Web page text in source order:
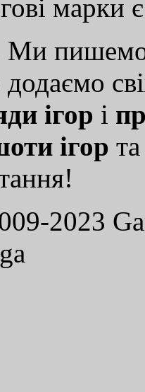
марки
Ми
ігор і
ігор
2023